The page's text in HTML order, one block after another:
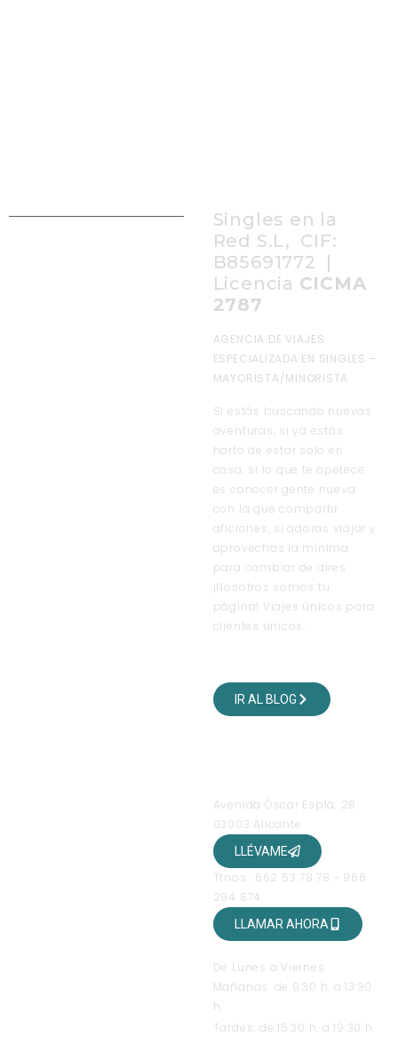
Singles en la
Red S.L, CIF:
B85691772 |
Licencia CICMA
2787
AGENCIA DE VIAJES
ESPECIALIZADA EN SINGLES –
MAYORISTA/MINORISTA
Si estás buscando nuevas
aventuras, si ya estás
harto de estar solo en
casa, si lo que te apetece
es conocer gente nueva
con la que compartir
aficiones, si adoras viajar y
aprovechas la mínima
para cambiar de aires
¡Nosotros somos tu
página! Viajes únicos para
clientes únicos.
IR AL BLOG
Avenida Óscar Esplá, 28
03003 Alicante
LLÉVAME
Tfnos.: 662 53 78 78 - 966
294 874
LLAMAR AHORA
De Lunes a Viernes
Mañanas: de 9:30 h. a 13:30
h.
Tardes: de 15:30 h. a 19:30 h.